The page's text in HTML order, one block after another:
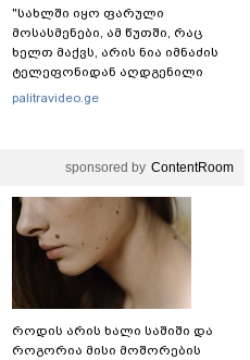
"სახლში იყო ფარული
მოსასმენები, ამ წუთში, რაც
ხელთ მაქვს, არის ნია იმნაძის
ტელეფონიდან აღდგენილი
მასალები, არის ანძები,
palitravideo.ge
sponsored by ContentRoom
როდის არის ხალი საშიში და
როგორია მისი მოშორების